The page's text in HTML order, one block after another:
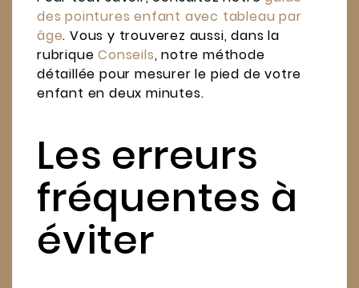
des pointures enfant avec tableau par
âge. Vous y trouverez aussi, dans la
rubriqueConseils, notre méthode
détaillée pour mesurer le pied de votre
enfant en deux minutes.
Les erreurs
fréquentes à
éviter